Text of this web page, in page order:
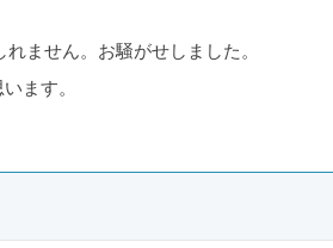
ません。お騒がせしました。
ます。